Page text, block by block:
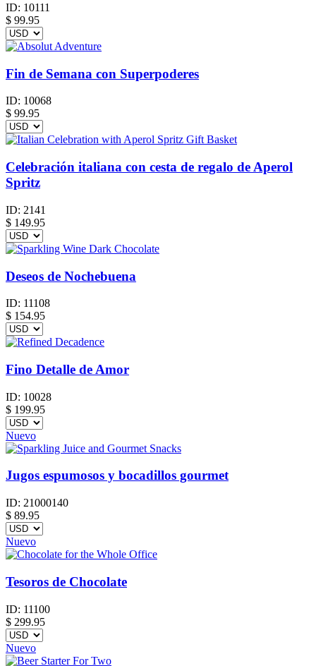
ID: 10111
$ 99.95
Fin de Semana con Superpoderes
ID: 10068
$ 99.95
Celebración italiana con cesta de regalo de Aperol
Spritz
ID: 2141
$ 149.95
Deseos de Nochebuena
ID: 11108
$ 154.95
Fino Detalle de Amor
ID: 10028
$ 199.95
Nuevo
Jugos espumosos y bocadillos gourmet
ID: 21000140
$ 89.95
Nuevo
Tesoros de Chocolate
ID: 11100
$ 299.95
Nuevo